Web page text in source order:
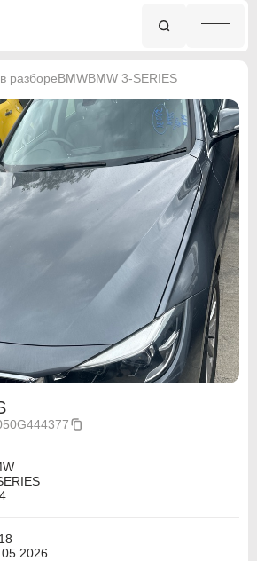
разбореBMWBMW 3-SERIES